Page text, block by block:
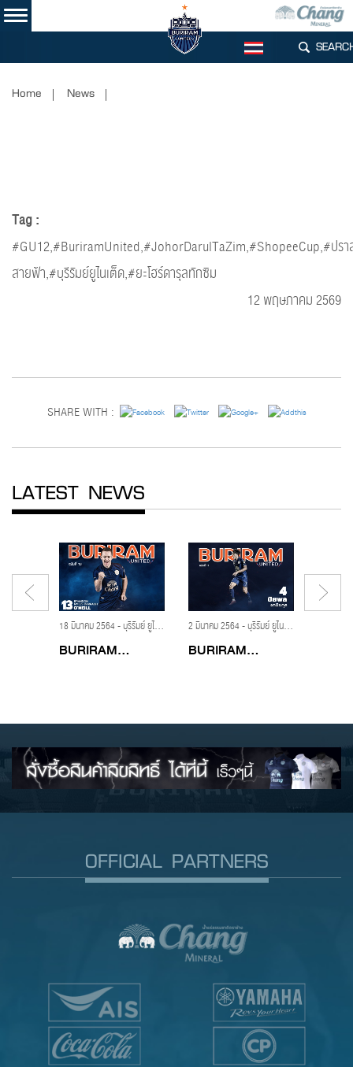
TH
Home News
Tag :
#GU12,#BuriramUnited,#JohorDarulTaZim,#ShopeeCup,#ปรา
สายฟ้า,#บุรีรัมย์ยูไนเต็ด,#ยะโฮร์ดารุลทักซิม
12 พฤษภาคม 2569
SHARE WITH :
LATEST NEWS
18 มีนาคม 2564 - บุรีรัมย์ ยูไนเต็ด,ปราสาทสายฟ้า,ไทยลีก,แมตช์เดย์ 2020,BURIRAM UNITED,แบรนดอน โอนีลล์,MatchDaySeason2020
BURIRAM...
2 มีนาคม 2564 - บุรีรัมย์ ยูไนเต็ด,ปราสาทสายฟ้า,ไทยลีก,แมตช์เดย์ 2020,BURIRAM UNITED,MatchDaySeason2020,ปิยพล ผานิชกุล
BURIRAM...
OFFICIAL PARTNERS